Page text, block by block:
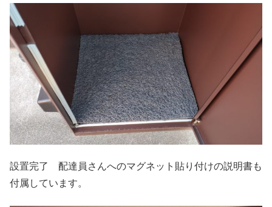
設置完了 配達員さんへのマグネット貼り付けの説明書も
付属しています。